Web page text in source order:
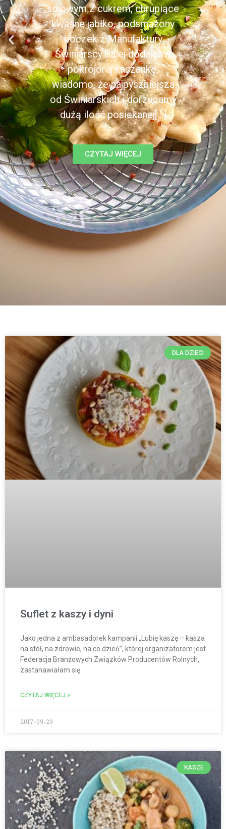
sojowym z cukrem, chrupiące
kwaśne jabłko, podsmażony
boczek z Manufaktury
Świniarscy.Dalej dodajemy
pokrojoną kaszankę,
wiadomo, że najpyszniejsza
od Świniarskich i dorzucamy
dużą ilość posiekanej[...]
CZYTAJ WIĘCEJ
DLA DZIECI
Suflet z kaszy i dyni
Jako jedna z ambasadorek kampanii „Lubię kaszę – kasza
na stół, na zdrowie, na co dzień”, której organizatorem jest
Federacja Branżowych Związków Producentów Rolnych,
zastanawiałam się
CZYTAJ WIĘCEJ »
2017-09-29
KASZE